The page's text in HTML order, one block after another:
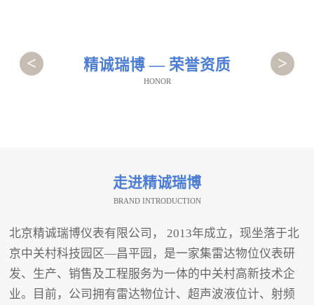
精诚瑞博 — 荣誉资质
HONOR
< >
走进精诚瑞博
BRAND INTRODUCTION
北京精诚瑞博仪表有限公司， 2013年成立，现坐落于北
京中关村科技园区—昌平园，是一家集雷达物位仪表研
发、生产、销售及工程服务为一体的中关村高新技术企
业。目前，公司拥有雷达物位计、超声波液位计、射频